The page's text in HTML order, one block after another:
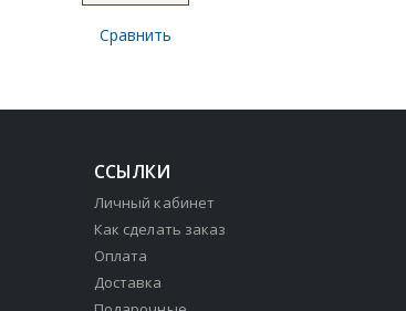
Сравнить
ССЫЛКИ
Личный кабинет
Как сделать заказ
Оплата
Доставка